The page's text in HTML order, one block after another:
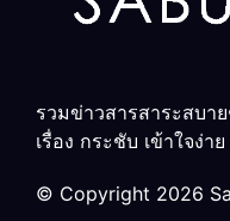
รวมข่าวสารสาระสบา
เรื่อง กระชับ เข้าใจง่า
© Copyright 2026